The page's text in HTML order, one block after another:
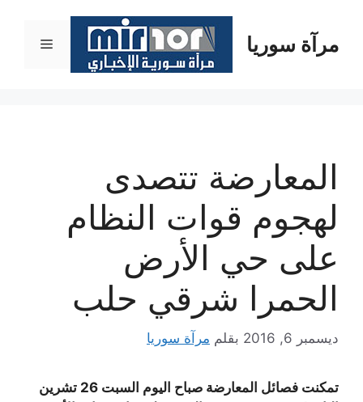
المحتوىمرآة سوريا القائمة
المعارضة تتصدى
لهجوم قوات النظام
على حي الأرض
الحمرا شرقي حلب
ديسمبر 6, 2016 بقلم مرآة سوريا
تمكنت فصائل المعارضة صباح اليوم السبت 26 تشرين